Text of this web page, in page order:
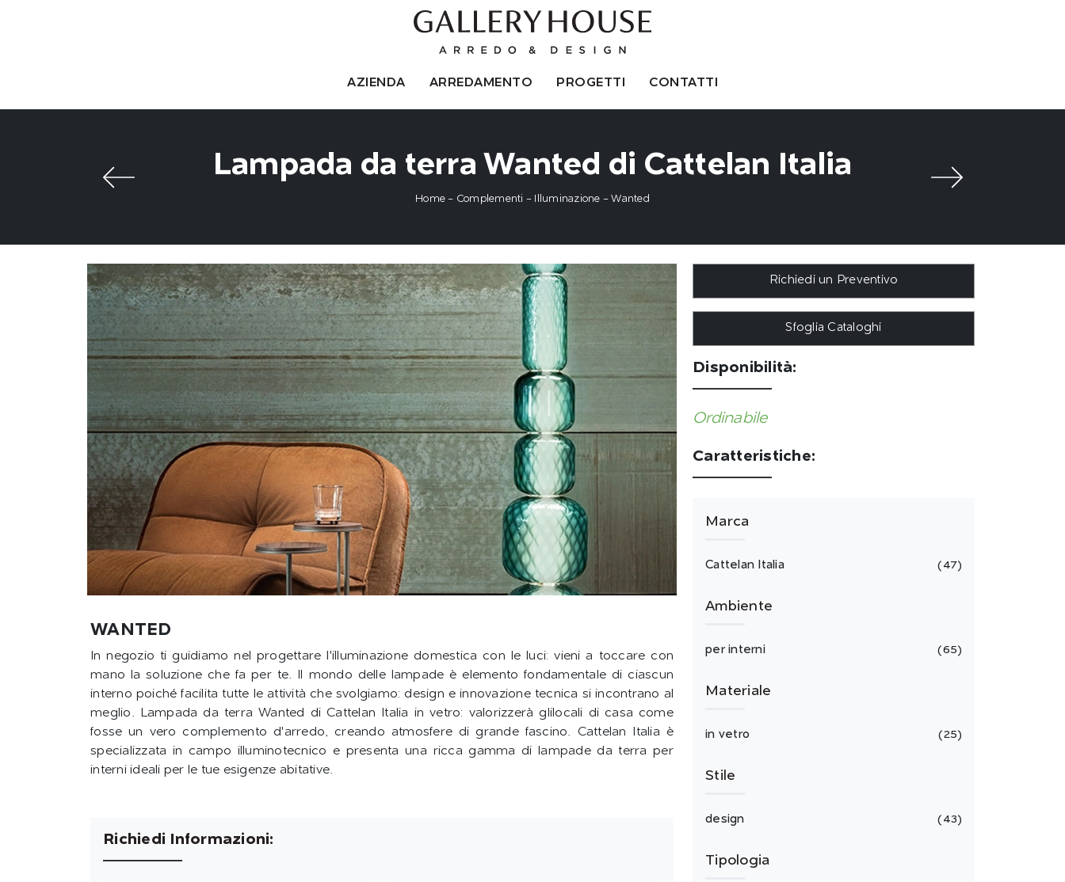
AZIENDA ARREDAMENTO PROGETTI CONTATTI
Lampada da terra Wanted di Cattelan Italia
Home - Complementi - Illuminazione -Wanted
WANTED
In negozio ti guidiamo nel progettare l'illuminazione domestica con le luci: vieni a toccare con
mano la soluzione che fa per te. Il mondo delle lampade è elemento fondamentale di ciascun
interno poiché facilita tutte le attività che svolgiamo: design e innovazione tecnica si incontrano al
meglio. Lampada da terra Wanted di Cattelan Italia in vetro: valorizzerà glilocali di casa come
fosse un vero complemento d'arredo, creando atmosfere di grande fascino. Cattelan Italia è
specializzata in campo illuminotecnico e presenta una ricca gamma di lampade da terra per
interni ideali per le tue esigenze abitative.
Richiedi Informazioni:
Richiedi un Preventivo
Sfoglia Cataloghi
Disponibilità:
Ordinabile
Caratteristiche:
Marca
Cattelan Italia 47
Ambiente
per interni 65
Materiale
in vetro 25
Stile
design 43
Tipologia